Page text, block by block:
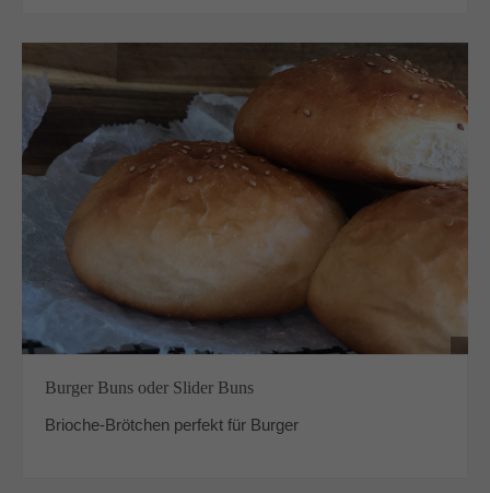
Burger Buns oder Slider Buns
Brioche-Brötchen perfekt für Burger